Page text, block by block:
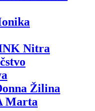
Nitra
Žilina
Marta